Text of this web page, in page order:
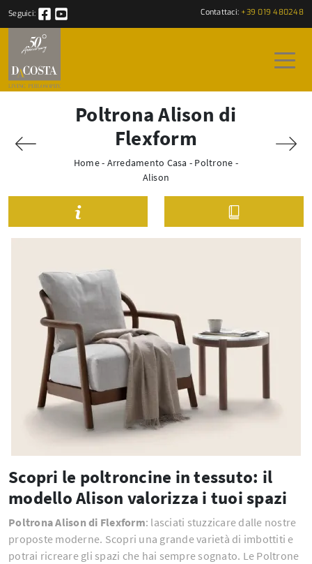
Seguici: Contattaci: +39 019 480248
Poltrona Alison di
Flexform
Home- Arredamento Casa - Poltrone -
Alison
Scopri le poltroncine in tessuto: il
modello Alison valorizza i tuoi spazi
Poltrona Alison di Flexform: lasciati stuzzicare dalle nostre
proposte moderne. Scopri una grande varietà di imbottiti e
potrai ricreare gli spazi che hai sempre sognato. Le Poltrone